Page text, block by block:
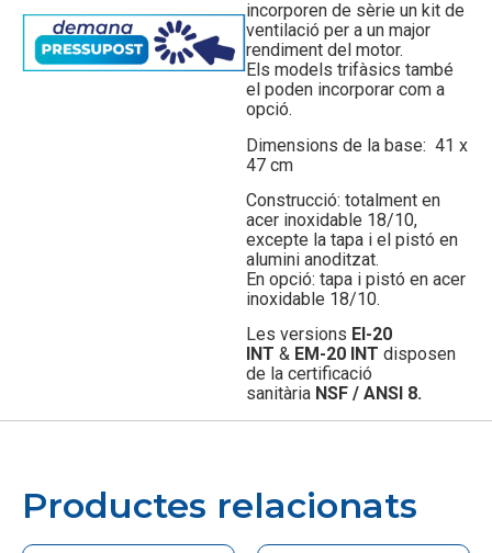
incorporen de sèrie un kit de
ventilació per a un major
rendiment del motor.
Els models trifàsics també
el poden incorporar com a
opció.
Dimensions de la base: 41 x
47 cm
Construcció: totalment en
acer inoxidable 18/10,
excepte la tapa i el pistó en
alumini anoditzat.
En opció: tapa i pistó en acer
inoxidable 18/10.
Les versions EI-20
INT & EM-20 INT disposen
de la certificació
sanitària NSF / ANSI 8.
Productes relacionats